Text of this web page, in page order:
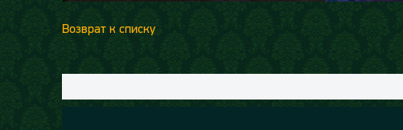
Возврат к списку